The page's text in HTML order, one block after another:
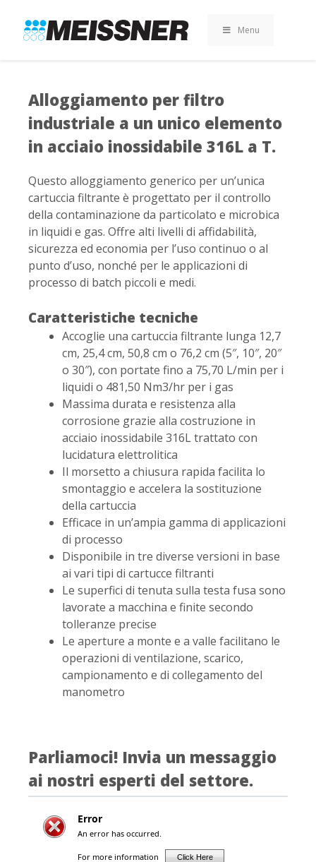
search
footer
contenuto
Menu
Alloggiamento per filtro
industriale a un unico elemento
in acciaio inossidabile 316L a T.
Questo alloggiamento generico per un’unica
cartuccia filtrante è progettato per il controllo
della contaminazione da particolato e microbica
in liquidi e gas. Offre alti livelli di affidabilità,
sicurezza ed economia per l’uso continuo o al
punto d’uso, nonché per le applicazioni di
processo di batch piccoli e medi.
Caratteristiche tecniche
Accoglie una cartuccia filtrante lunga 12,7
cm, 25,4 cm, 50,8 cm o 76,2 cm (5″, 10″, 20″
o 30″), con portate fino a 75,70 L/min per i
liquidi o 481,50 Nm3/hr per i gas
Massima durata e resistenza alla
corrosione grazie alla costruzione in
acciaio inossidabile 316L trattato con
lucidatura elettrolitica
Il morsetto a chiusura rapida facilita lo
smontaggio e accelera la sostituzione
della cartuccia
Efficace in un’ampia gamma di applicazioni
di processo
Disponibile in tre diverse versioni in base
ai vari tipi di cartucce filtranti
Le superfici di tenuta sulla testa fusa sono
lavorate a macchina e finite secondo
tolleranze precise
Le aperture a monte e a valle facilitano le
operazioni di ventilazione, scarico,
campionamento e di collegamento del
manometro
Parliamoci! Invia un messaggio
ai nostri esperti del settore.